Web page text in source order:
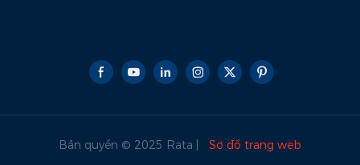
Bản quyền © 2025 Rata | Sơ đồ trang web